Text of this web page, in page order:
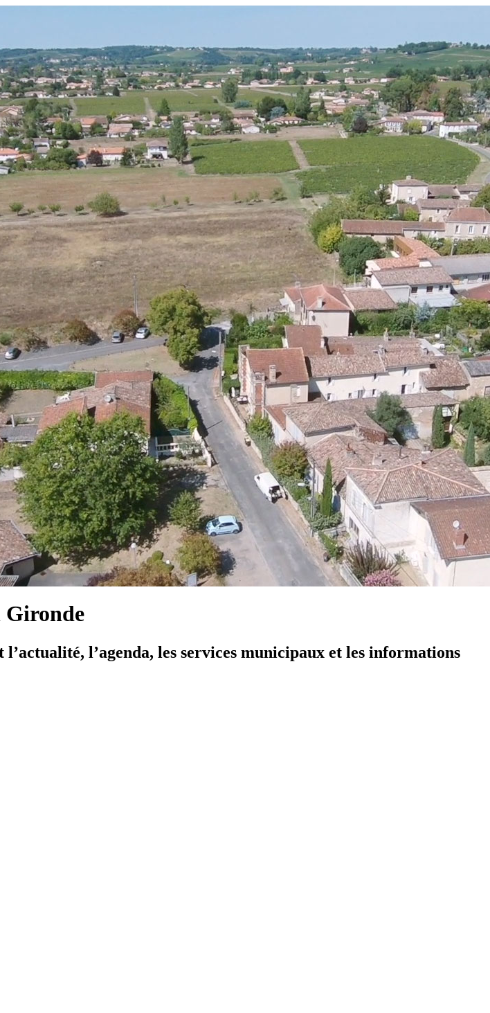
Gironde
l’agenda, les services municipaux et les informations